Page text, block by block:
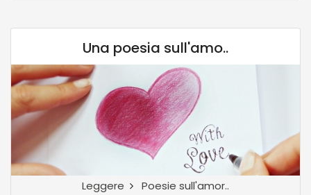
Una poesia sull'amo..
Leggere Poesie sull'amor..